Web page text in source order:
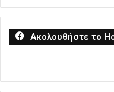
Ακολουθήστε το